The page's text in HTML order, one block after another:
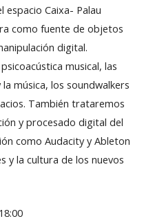
espacio Caixa- Palau
como fuente de objetos
digital.
musical, las
música, los soundwalkers
También trataremos
y procesado digital del
como Audacity y Ableton
y la cultura de los nuevos